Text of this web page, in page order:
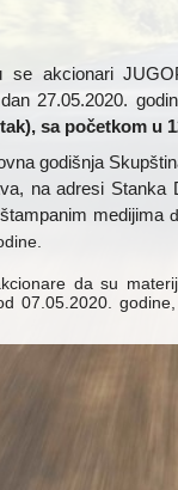
se akcionari
27.05.2020.
sa početkom u
godišnja
na adresi Stanka
štampanim medijima
da su
07.05.2020.
će biti dostupno
u vezi